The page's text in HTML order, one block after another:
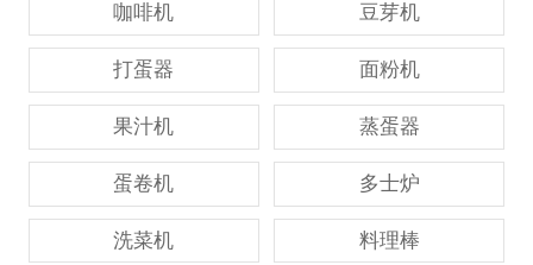
咖啡机 豆芽机
打蛋器 面粉机
果汁机 蒸蛋器
蛋卷机 多士炉
洗菜机 料理棒